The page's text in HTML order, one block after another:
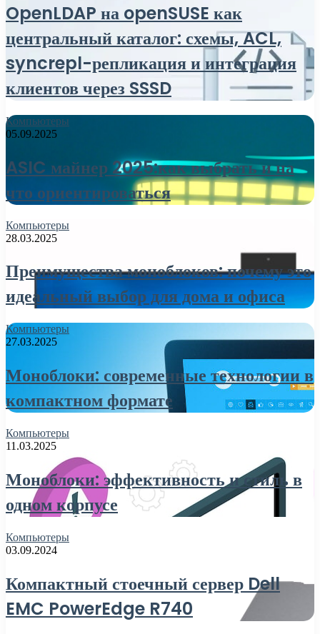
OpenLDAP на openSUSE как
центральный каталог: схемы, ACL,
syncrepl-репликация и интеграция
клиентов через SSSD
Компьютеры
05.09.2025
ASIC майнер 2025:как выбрать и на
что ориентироваться
Компьютеры
28.03.2025
Преимущества моноблоков: почему это
идеальный выбор для дома и офиса
Компьютеры
27.03.2025
Моноблоки: современные технологии в
компактном формате
Компьютеры
11.03.2025
Моноблоки: эффективность и стиль в
одном корпусе
Компьютеры
03.09.2024
Компактный стоечный сервер Dell
EMC PowerEdge R740